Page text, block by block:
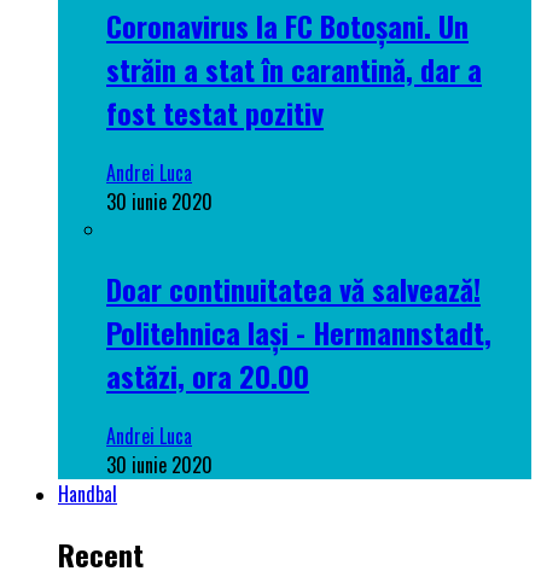
Coronavirus la FC Botoșani. Un
străin a stat în carantină, dar a
fost testat pozitiv
Andrei Luca
30 iunie 2020
Doar continuitatea vă salvează!
Politehnica Iași - Hermannstadt,
astăzi, ora 20.00
Andrei Luca
30 iunie 2020
Handbal
Recent